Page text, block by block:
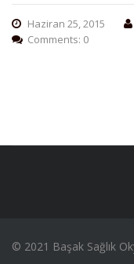
Haziran 25, 2015
Comments: 0
© 2021 Başak Sağlık